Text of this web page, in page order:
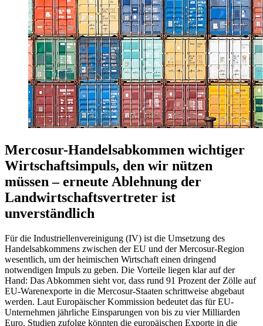
Mercosur-Handelsabkommen wichtiger
Wirtschaftsimpuls, den wir nützen
müssen – erneute Ablehnung der
Landwirtschaftsvertreter ist
unverständlich
Für die Industriellenvereinigung (IV) ist die Umsetzung des
Handelsabkommens zwischen der EU und der Mercosur-Region
wesentlich, um der heimischen Wirtschaft einen dringend
notwendigen Impuls zu geben. Die Vorteile liegen klar auf der
Hand: Das Abkommen sieht vor, dass rund 91 Prozent der Zölle auf
EU-Warenexporte in die Mercosur-Staaten schrittweise abgebaut
werden. Laut Europäischer Kommission bedeutet das für EU-
Unternehmen jährliche Einsparungen von bis zu vier Milliarden
Euro. Studien zufolge könnten die europäischen Exporte in die